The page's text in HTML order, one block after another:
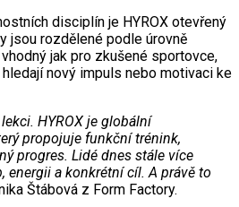
disciplín je HYROX otevřený
jsou rozdělené podle úrovně
jak pro zkušené sportovce,
nový impuls nebo motivaci ke
HYROX je globální
propojuje funkční trénink,
progres. Lidé dnes stále více
energii a konkrétní cíl. A právě to
Štábová z Form Factory.